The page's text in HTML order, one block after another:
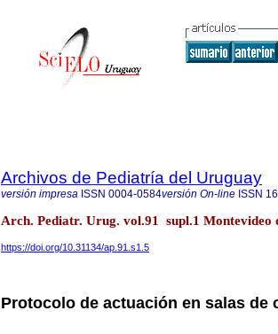
Archivos de Pediatría del Uruguay
versión impresa ISSN 0004-0584versión On-line ISSN
Arch. Pediatr. Urug. vol.91 supl.1 Montevideo
https://doi.org/10.31134/ap.91.s1.5
Protocolo de actuación en salas de